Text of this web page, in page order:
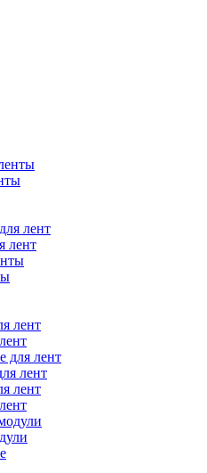
лент
лент